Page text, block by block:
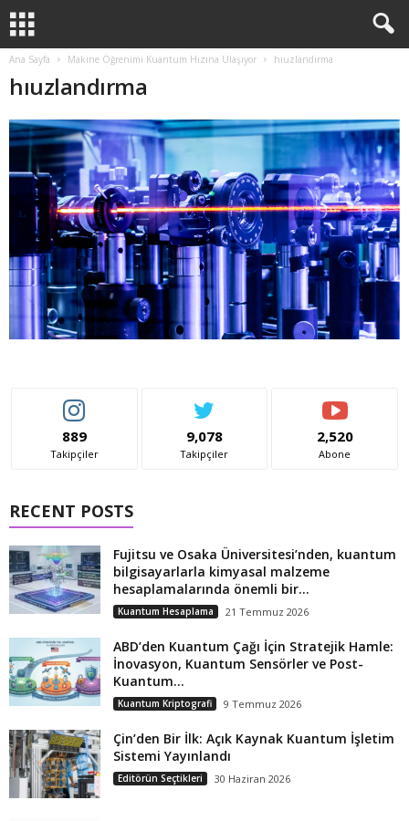
Ana Sayfa Makine Öğrenimi Kuantum Hızına Ulaşıyor hıuzlandırma
hıuzlandırma
889
Takipçiler
9,078
Takipçiler
2,520
Abone
RECENT POSTS
Fujitsu ve Osaka Üniversitesi’nden, kuantum
bilgisayarlarla kimyasal malzeme
hesaplamalarında önemli bir...
Kuantum Hesaplama 21 Temmuz 2026
ABD’den Kuantum Çağı İçin Stratejik Hamle:
İnovasyon, Kuantum Sensörler ve Post-
Kuantum...
Kuantum Kriptografi 9 Temmuz 2026
Çin’den Bir İlk: Açık Kaynak Kuantum İşletim
Sistemi Yayınlandı
Editörün Seçtikleri 30 Haziran 2026